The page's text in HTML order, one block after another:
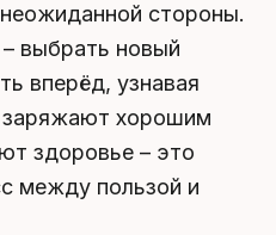
стороны.
выбрать новый
вперёд, узнавая
заряжают хорошим
здоровье – это
между пользой и